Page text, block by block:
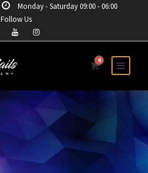
Monday - Saturday 09:00 - 06:00
Follow Us
0